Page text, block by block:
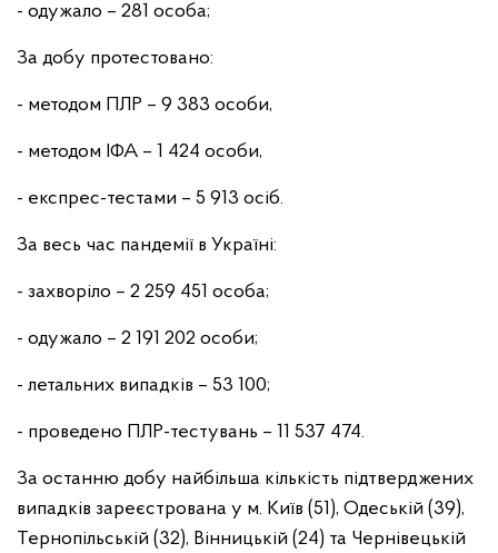
- одужало – 281 особа;
За добу протестовано:
- методом ПЛР – 9 383 особи,
- методом ІФА – 1 424 особи,
- експрес-тестами – 5 913 осіб.
За весь час пандемії в Україні:
- захворіло – 2 259 451 особа;
- одужало – 2 191 202 особи;
- летальних випадків – 53 100;
- проведено ПЛР-тестувань – 11 537 474.
За останню добу найбільша кількість підтверджених
випадків зареєстрована у м. Київ (51), Одеській (39),
Тернопільській (32), Вінницькій (24) та Чернівецькій